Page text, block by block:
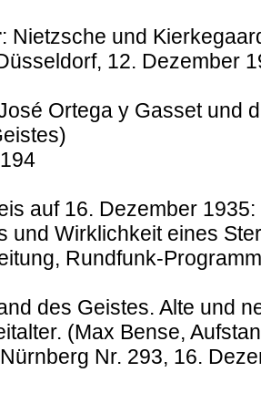
: Nietzsche und
12. Dezember
Ortega y Gasset und
auf 16. Dezember
und Wirklichkeit eines
Rundfunk-
des Geistes. Alte und
(Max Bense,
Nr. 293, 16.